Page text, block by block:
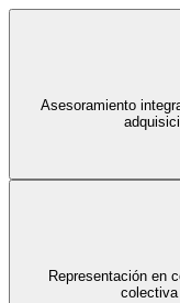
Asesoramiento
Representación en